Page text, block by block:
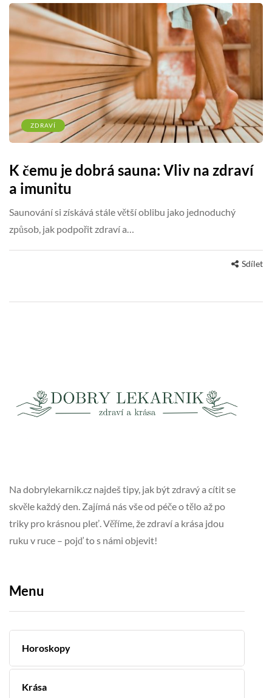
ZDRAVÍ
K čemu je dobrá sauna: Vliv na zdraví
a imunitu
Saunování si získává stále větší oblibu jako jednoduchý
způsob, jak podpořit zdraví a…
Sdílet
Na dobrylekarnik.cz najdeš tipy, jak být zdravý a cítit se
skvěle každý den. Zajímá nás vše od péče o tělo až po
triky pro krásnou pleť. Věříme, že zdraví a krása jdou
ruku v ruce – pojď to s námi objevit!
Menu
Horoskopy
Krása